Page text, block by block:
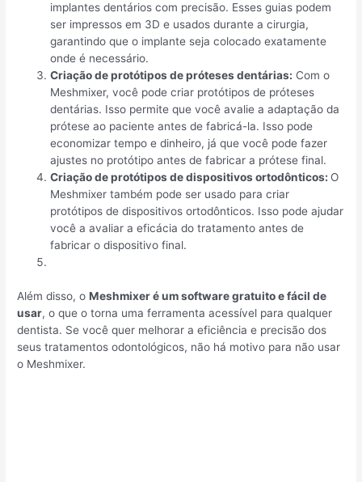
implantes dentários com precisão. Esses guias podem
ser impressos em 3D e usados durante a cirurgia,
garantindo que o implante seja colocado exatamente
onde é necessário.
Criação de protótipos de próteses dentárias: Com o
Meshmixer, você pode criar protótipos de próteses
dentárias. Isso permite que você avalie a adaptação da
prótese ao paciente antes de fabricá-la. Isso pode
economizar tempo e dinheiro, já que você pode fazer
ajustes no protótipo antes de fabricar a prótese final.
Criação de protótipos de dispositivos ortodônticos: O
Meshmixer também pode ser usado para criar
protótipos de dispositivos ortodônticos. Isso pode ajudar
você a avaliar a eficácia do tratamento antes de
fabricar o dispositivo final.
Além disso, oMeshmixer é um software gratuito e fácil de
usar, o que o torna uma ferramenta acessível para qualquer
dentista. Se você quer melhorar a eficiência e precisão dos
seus tratamentos odontológicos, não há motivo para não usar
o Meshmixer.